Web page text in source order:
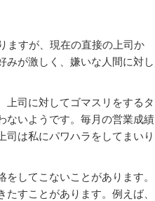
ますが、現在の直接の上司か
みが激しく、嫌いな人間に対し
上司に対してゴマスリをするタ
ないようです。毎月の営業成績
司は私にパワハラをしてまいり
してこないことがあります。
すことがあります。例えば、